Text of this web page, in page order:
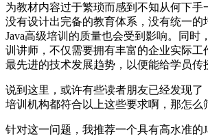
为教材内容过于繁琐而感到不知从何下手
没有设计出完备的教育体系，没有统一的
Java高级培训的质量也会受到影响。同时
训讲师，不仅需要拥有丰富的企业实际工
最先进的技术发展趋势，以便能给学员传
说到这里，或许有些读者朋友已经发现了
培训机构都符合以上这些要求啊，那怎么
针对这一问题，我推荐一个具有高水准